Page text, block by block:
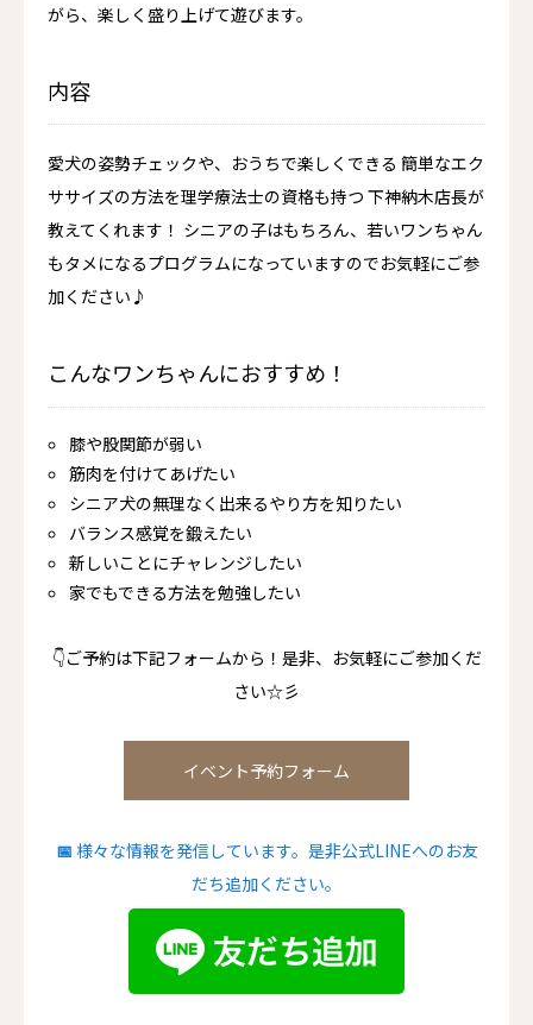
がら、楽しく盛り上げて遊びます。
内容
愛犬の姿勢チェックや、おうちで楽しくできる 簡単なエク
ササイズの方法を理学療法士の資格も持つ 下神納木店長が
教えてくれます！ シニアの子はもちろん、若いワンちゃん
もタメになるプログラムになっていますのでお気軽にご参
加ください♪
こんなワンちゃんにおすすめ！
膝や股関節が弱い
筋肉を付けてあげたい
シニア犬の無理なく出来るやり方を知りたい
バランス感覚を鍛えたい
新しいことにチャレンジしたい
家でもできる方法を勉強したい
👇ご予約は下記フォームから！是非、お気軽にご参加くだ
さい☆彡
イベント予約フォーム
📅 様々な情報を発信しています。是非公式LINEへのお友
だち追加ください。